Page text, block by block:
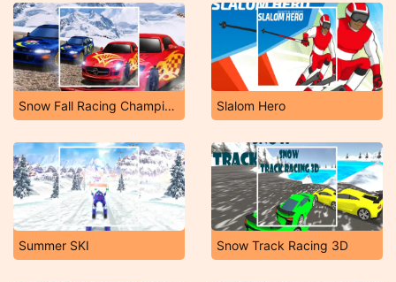
Snow Fall Racing Championship Slalom Hero
Summer SKI Snow Track Racing 3D